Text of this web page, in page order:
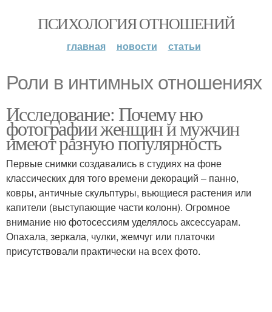
ПСИХОЛОГИЯ ОТНОШЕНИЙ
главная новости статьи
Роли в интимных отношениях
Исследование: Почему ню
фотографии женщин и мужчин
имеют разную популярность
Первые снимки создавались в студиях на фоне
классических для того времени декораций – панно,
ковры, античные скульптуры, вьющиеся растения или
капители (выступающие части колонн). Огромное
внимание ню фотосессиям уделялось аксессуарам.
Опахала, зеркала, чулки, жемчуг или платочки
присутствовали практически на всех фото.